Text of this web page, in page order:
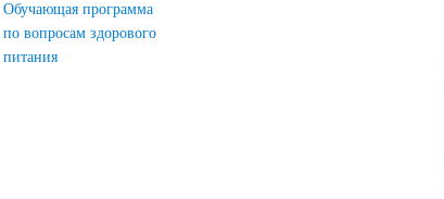
Обучающая программа
по вопросам здорового
питания